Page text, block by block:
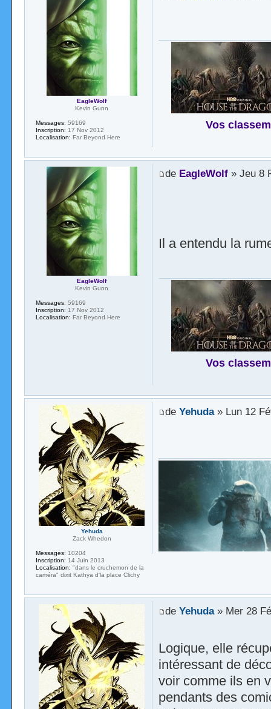
Vos
EagleWolf
Kevin Gunn
Messages: 59169
Inscription: 17 Nov 2012
Localisation: Far Beyond Here
de EagleWolf» Jeu 8
Il a entendu la
Vos
EagleWolf
Kevin Gunn
Messages: 59169
Inscription: 17 Nov 2012
Localisation: Far Beyond Here
de Yehuda» Lun 12
Yehuda
Zack Whedon
Messages: 10204
Inscription: 14 Juin 2013
Localisation: "dans le cruchemon de la
caméra" dixit Kathya d'la place Clichy
de Yehuda» Mer 28
Logique, elle
intéressant de
voir comme ils en
pendants des